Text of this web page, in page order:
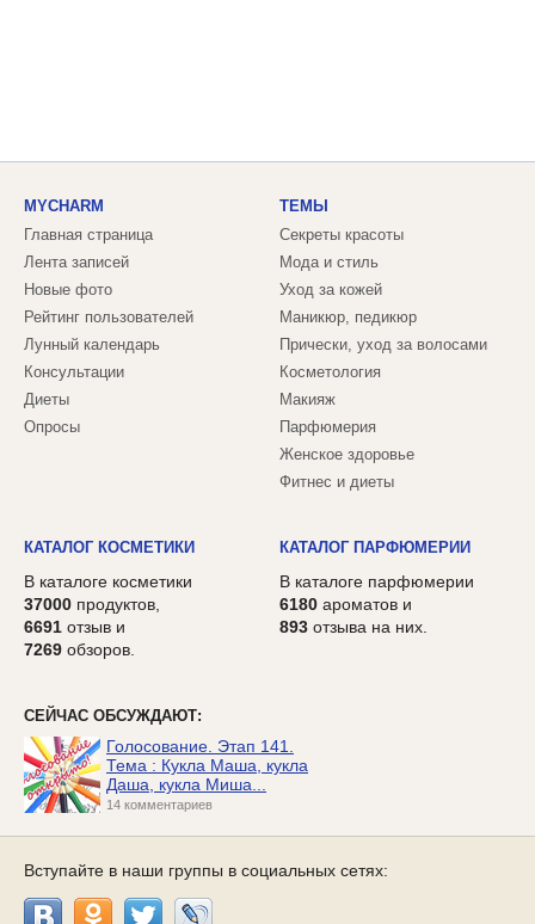
MYCHARM
Главная страница
Лента записей
Новые фото
Рейтинг пользователей
Лунный календарь
Консультации
Диеты
Опросы
ТЕМЫ
Секреты красоты
Мода и стиль
Уход за кожей
Маникюр, педикюр
Прически, уход за волосами
Косметология
Макияж
Парфюмерия
Женское здоровье
Фитнес и диеты
КАТАЛОГ КОСМЕТИКИ
В каталоге косметики
37000 продуктов,
6691 отзыв и
7269 обзоров.
КАТАЛОГ ПАРФЮМЕРИИ
В каталоге парфюмерии
6180 ароматов и
893 отзыва на них.
СЕЙЧАС ОБСУЖДАЮТ:
Голосование. Этап 141.
Тема : Кукла Маша, кукла
Даша, кукла Миша...
14 комментариев
Вступайте в наши группы в социальных сетях: